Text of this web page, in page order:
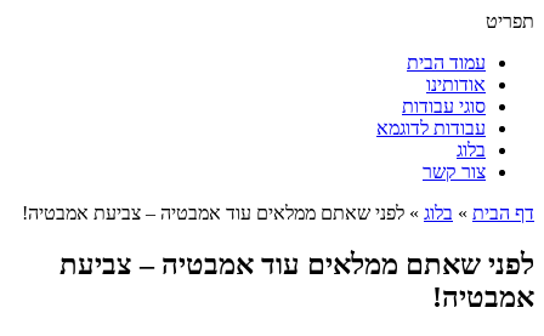
תפריט
עמוד הבית
אודותינו
סוגי עבודות
עבודות לדוגמא
בלוג
צור קשר
דף הבית » בלוג » לפני שאתם ממלאים עוד אמבטיה – צביעת אמבטיה!
לפני שאתם ממלאים עוד אמבטיה – צביעת
אמבטיה!